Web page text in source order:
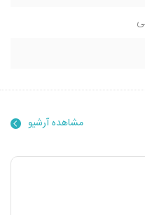
مشاهده آرشیو